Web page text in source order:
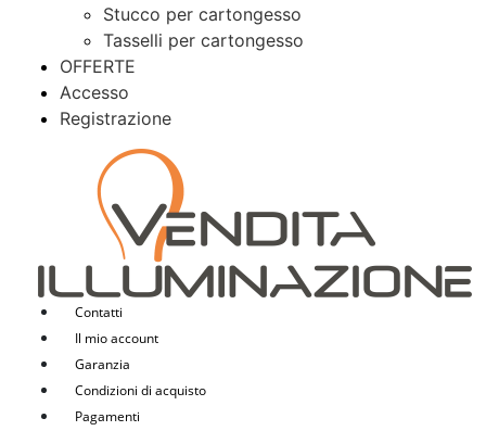
Stucco per cartongesso
Tasselli per cartongesso
OFFERTE
Accesso
Registrazione
Contatti
Il mio account
Garanzia
Condizioni di acquisto
Pagamenti